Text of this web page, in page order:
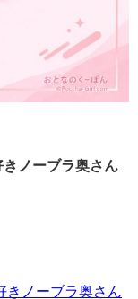
ノーブラ奥さん
ノーブラ奥さん